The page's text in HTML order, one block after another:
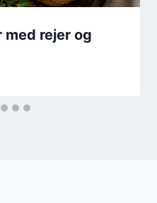
rejer og